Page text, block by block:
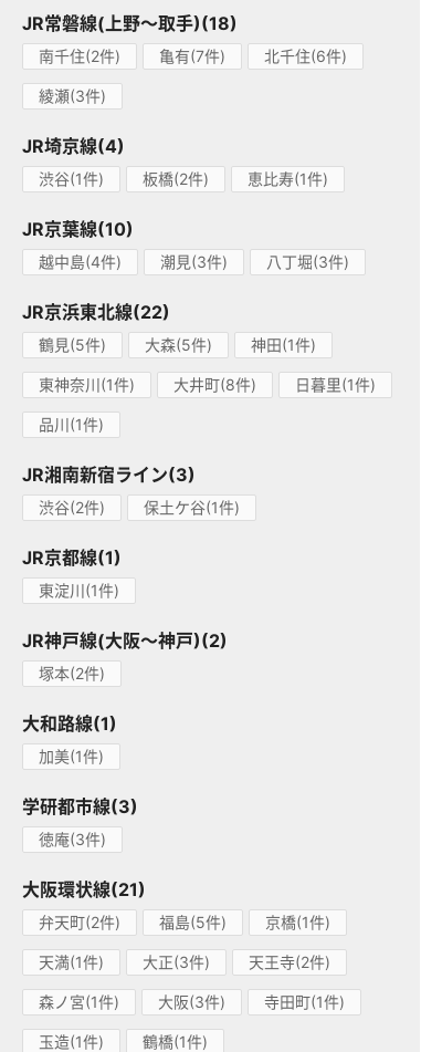
JR常磐線(上野～取手)(18)
南千住(2件) 亀有(7件) 北千住(6件)
綾瀬(3件)
JR埼京線(4)
渋谷(1件) 板橋(2件) 恵比寿(1件)
JR京葉線(10)
越中島(4件) 潮見(3件) 八丁堀(3件)
JR京浜東北線(22)
鶴見(5件) 大森(5件) 神田(1件)
東神奈川(1件) 大井町(8件) 日暮里(1件)
品川(1件)
JR湘南新宿ライン(3)
渋谷(2件) 保土ケ谷(1件)
JR京都線(1)
東淀川(1件)
JR神戸線(大阪～神戸)(2)
塚本(2件)
大和路線(1)
加美(1件)
学研都市線(3)
徳庵(3件)
大阪環状線(21)
弁天町(2件) 福島(5件) 京橋(1件)
天満(1件) 大正(3件) 天王寺(2件)
森ノ宮(1件) 大阪(3件) 寺田町(1件)
玉造(1件) 鶴橋(1件)